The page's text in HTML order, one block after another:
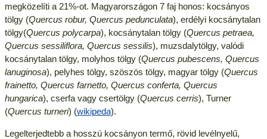
megközelíti a 21%-ot. Magyarországon 7 faj honos: kocsányos
tölgy (Quercus robur, Quercus pedunculata), erdélyi kocsánytalan
tölgy(Quercus polycarpa), kocsánytalan tölgy (Quercus petraea,
Quercus sessiliflora, Quercus sessilis), muzsdalytölgy, valódi
kocsánytalan tölgy, molyhos tölgy (Quercus pubescens, Quercus
lanuginosa), pelyhes tölgy, szöszös tölgy, magyar tölgy (Quercus
frainetto, Quercus farnetto, Quercus conferta, Quercus
hungarica), cserfa vagy csertölgy (Quercus cerris), Turner
(Quercus turneri) (wikipeda).
Legelterjedtebb a hosszú kocsányon termő, rövid levélnyelű,